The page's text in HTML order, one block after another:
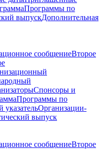
Программы по
выпускДополнительная
сообщениеВторое
Спонсоры и
Программы по
указательОрганизации-
выпуск
сообщениеВторое